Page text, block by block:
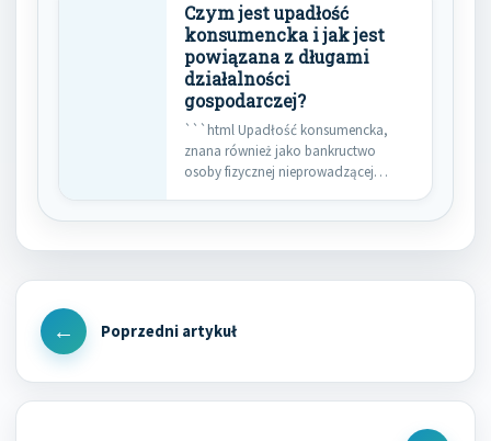
Czym jest upadłość
konsumencka i jak jest
powiązana z długami
działalności
gospodarczej?
```html Upadłość konsumencka,
znana również jako bankructwo
osoby fizycznej nieprowadzącej
Nawigacja
wpisu
Previous